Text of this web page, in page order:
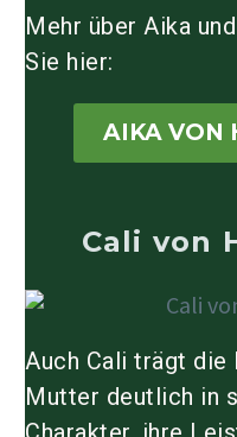
Mehr über Aika
Sie hier:
AIKA VON
Cali von
Auch Cali trägt die
Mutter deutlich in